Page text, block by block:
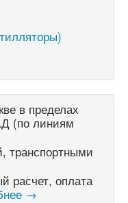
в пределах
(по линиям
транспортными
расчет, оплата
→